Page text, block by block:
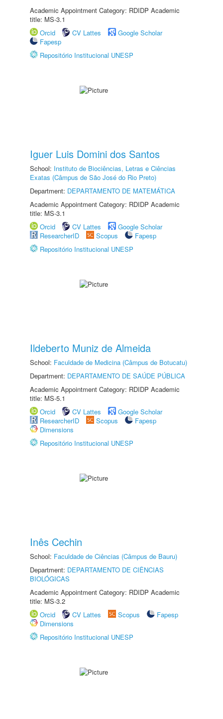
Academic Appointment Category: RDIDP Academic
title: MS-3.1
Orcid
CV Lattes
Google Scholar
Fapesp
Repositório Institucional UNESP
Iguer Luis Domini dos Santos
School: Instituto de Biociências, Letras e Ciências
Exatas (Câmpus de São José do Rio Preto)
Department: DEPARTAMENTO DE MATEMÁTICA
Academic Appointment Category: RDIDP Academic
title: MS-3.1
Orcid
CV Lattes
Google Scholar
ResearcherID
Scopus
Fapesp
Repositório Institucional UNESP
Ildeberto Muniz de Almeida
School: Faculdade de Medicina (Câmpus de Botucatu)
Department: DEPARTAMENTO DE SAÚDE PÚBLICA
Academic Appointment Category: RDIDP Academic
title: MS-5.1
Orcid
CV Lattes
Google Scholar
ResearcherID
Scopus
Fapesp
Dimensions
Repositório Institucional UNESP
Inês Cechin
School: Faculdade de Ciências (Câmpus de Bauru)
Department: DEPARTAMENTO DE CIÊNCIAS
BIOLÓGICAS
Academic Appointment Category: RDIDP Academic
title: MS-3.2
Orcid
CV Lattes Scopus
Fapesp
Dimensions
Repositório Institucional UNESP